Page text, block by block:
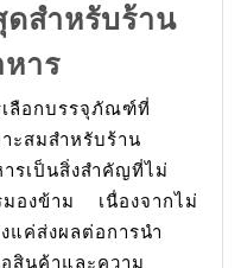
ดสำหรับร้าน
หารบรรจุ
ภัณฑ์
อาหาร:
เคล็ด
ลับ
ใน
เลือกบรรจุภัณฑ์ที่
าะสมสำหรับร้าน
ารเป็นสิ่งสำคัญที่ไม่
มองข้าม เนื่องจากไม่
งแค่ส่งผลต่อการนำ
อสินค้าและความ